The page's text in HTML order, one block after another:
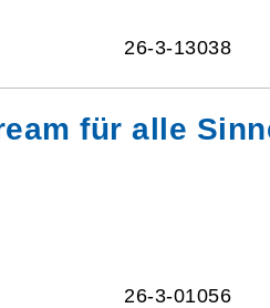
26-3-13038
für alle
26-3-01056